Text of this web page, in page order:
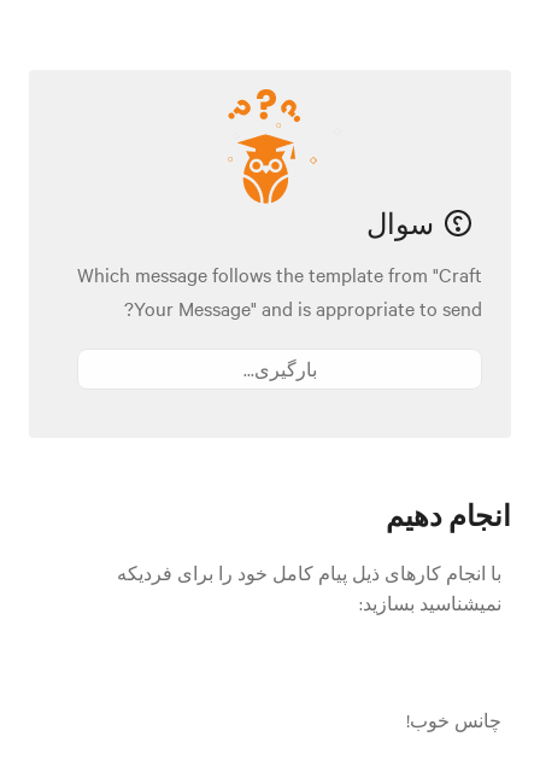
سوال
Which message follows the template from "Craft
Your Message" and is appropriate to send?
بارگیری...
انجام دهیم
با انجام کارهای ذیل پیام کامل خود را برای فردیکه
نمیشناسید بسازید:
چانس خوب!